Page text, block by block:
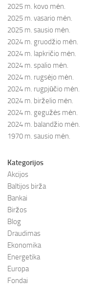
2025 m. kovo mėn.
2025 m. vasario mėn.
2025 m. sausio mėn.
2024 m. gruodžio mėn.
2024 m. lapkričio mėn.
2024 m. spalio mėn.
2024 m. rugsėjo mėn.
2024 m. rugpjūčio mėn.
2024 m. birželio mėn.
2024 m. gegužės mėn.
2024 m. balandžio mėn.
1970 m. sausio mėn.
Kategorijos
Akcijos
Baltijos birža
Bankai
Biržos
Blog
Draudimas
Ekonomika
Energetika
Europa
Fondai